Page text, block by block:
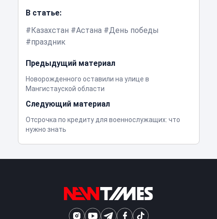
В статье:
Казахстан
Астана
День победы
праздник
Предыдущий материал
Новорожденного оставили на улице в
Мангистауской области
Следующий материал
Отсрочка по кредиту для военнослужащих: что
нужно знать